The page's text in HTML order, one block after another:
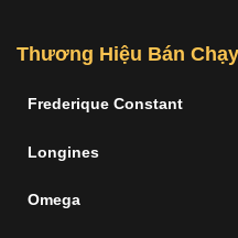
Thương Hiệu Bán
Frederique Constant
Longines
Omega